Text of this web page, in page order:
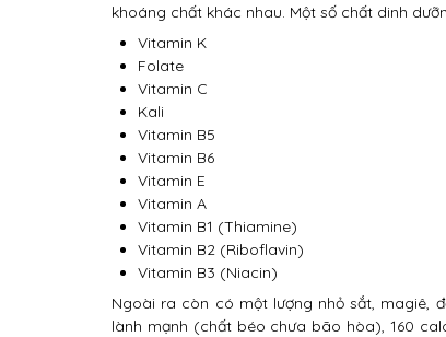
khoáng chất khác nhau. Một số chất dinh
Vitamin K
Folate
Vitamin C
Kali
Vitamin B5
Vitamin B6
Vitamin E
Vitamin A
Vitamin B1 (Thiamine)
Vitamin B2 (Riboflavin)
Vitamin B3 (Niacin)
Ngoài ra còn có một lượng nhỏ sắt, magiê,
lành mạnh (chất béo chưa bão hòa), 160